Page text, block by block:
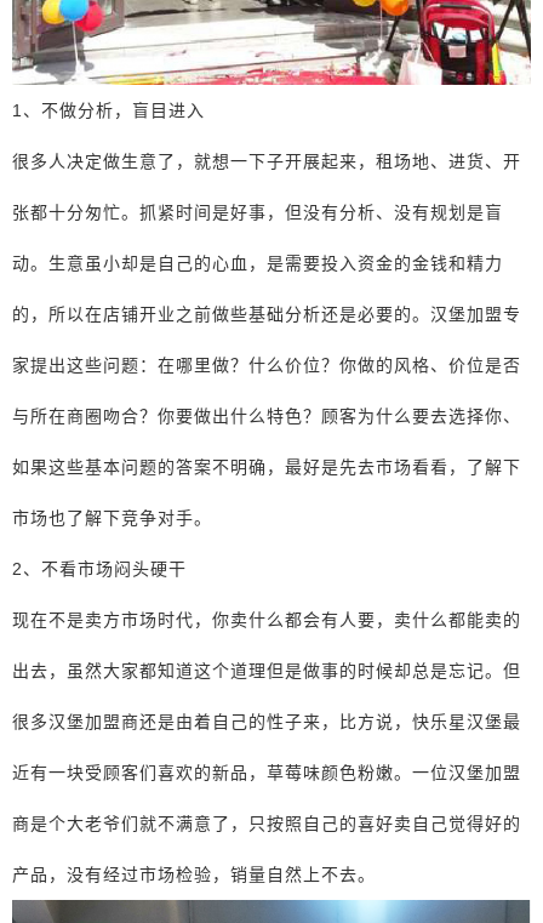
1、不做分析，盲目进入
很多人决定做生意了，就想一下子开展起来，租场地、进货、开
张都十分匆忙。抓紧时间是好事，但没有分析、没有规划是盲
动。生意虽小却是自己的心血，是需要投入资金的金钱和精力
的，所以在店铺开业之前做些基础分析还是必要的。汉堡加盟专
家提出这些问题：在哪里做？什么价位？你做的风格、价位是否
与所在商圈吻合？你要做出什么特色？顾客为什么要去选择你、
如果这些基本问题的答案不明确，最好是先去市场看看，了解下
市场也了解下竞争对手。
2、不看市场闷头硬干
现在不是卖方市场时代，你卖什么都会有人要，卖什么都能卖的
出去，虽然大家都知道这个道理但是做事的时候却总是忘记。但
很多汉堡加盟商还是由着自己的性子来，比方说，快乐星汉堡最
近有一块受顾客们喜欢的新品，草莓味颜色粉嫩。一位汉堡加盟
商是个大老爷们就不满意了，只按照自己的喜好卖自己觉得好的
产品，没有经过市场检验，销量自然上不去。